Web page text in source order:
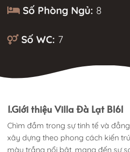
Số Phòng Ngủ: 8
Số WC: 7
1.Giới thiệu Villa Đà Lạt BI61
Chìm đắm trong sự tinh tế và
xây dựng theo phong cách kiến
màu trắng nổi bật, mang đến sự